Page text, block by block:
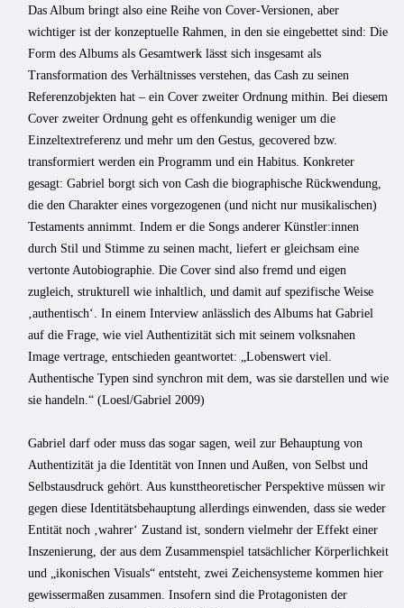
Das Album bringt also eine Reihe von Cover-Versionen, aber
wichtiger ist der konzeptuelle Rahmen, in den sie eingebettet sind: Die
Form des Albums als Gesamtwerk lässt sich insgesamt als
Transformation des Verhältnisses verstehen, das Cash zu seinen
Referenzobjekten hat – ein Cover zweiter Ordnung mithin. Bei diesem
Cover zweiter Ordnung geht es offenkundig weniger um die
Einzeltextreferenz und mehr um den Gestus, gecovered bzw.
transformiert werden ein Programm und ein Habitus. Konkreter
gesagt: Gabriel borgt sich von Cash die biographische Rückwendung,
die den Charakter eines vorgezogenen (und nicht nur musikalischen)
Testaments annimmt. Indem er die Songs anderer Künstler:innen
durch Stil und Stimme zu seinen macht, liefert er gleichsam eine
vertonte Autobiographie. Die Cover sind also fremd und eigen
zugleich, strukturell wie inhaltlich, und damit auf spezifische Weise
‚authentisch‘. In einem Interview anlässlich des Albums hat Gabriel
auf die Frage, wie viel Authentizität sich mit seinem volksnahen
Image vertrage, entschieden geantwortet: „Lobenswert viel.
Authentische Typen sind synchron mit dem, was sie darstellen und wie
sie handeln.“ (Loesl/Gabriel 2009)
Gabriel darf oder muss das sogar sagen, weil zur Behauptung von
Authentizität ja die Identität von Innen und Außen, von Selbst und
Selbstausdruck gehört. Aus kunsttheoretischer Perspektive müssen wir
gegen diese Identitätsbehauptung allerdings einwenden, dass sie weder
Entität noch ‚wahrer‘ Zustand ist, sondern vielmehr der Effekt einer
Inszenierung, der aus dem Zusammenspiel tatsächlicher Körperlichkeit
und „ikonischen Visuals“ entsteht, zwei Zeichensysteme kommen hier
gewissermaßen zusammen. Insofern sind die Protagonisten der